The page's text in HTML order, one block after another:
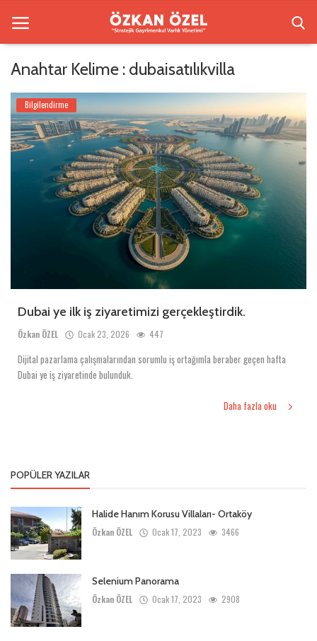
Anasayfa
Beşiktaş Rezidansları
Bilgilendirme
Anahtar Kelime : dubaisatılıkvilla
Bilgilendirme
Dubai ye ilk iş ziyaretimizi gerçekleştirdik.
Özkan ÖZEL Ocak 23, 2026 447
Dijital pazarlama çalışmalarından sorumlu iş ortağımla beraber geçen hafta
Dubai ye iş ziyaretinde bulunduk.
Daha fazla oku
POPÜLER YAZILAR
Halide Hanım Korusu Villaları- Ortaköy
Özkan ÖZEL Ocak 17, 2023 3466
Selenium Panorama
Özkan ÖZEL Ocak 17, 2023 2908